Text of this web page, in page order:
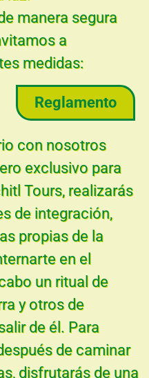
manera segura
a
medidas:
Reglamento
con nosotros
exclusivo para
Tours, realizarás
de integración,
propias de la
en el
un ritual de
y otros de
de él. Para
de caminar
disfrutarás de una